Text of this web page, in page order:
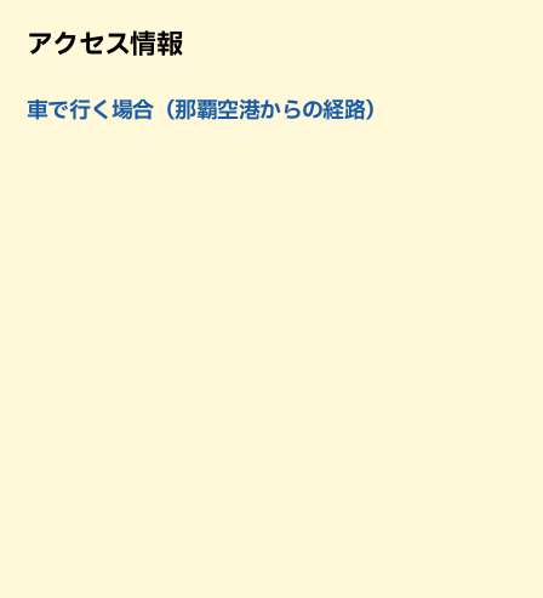
アクセス情報
車で行く場合（那覇空港からの経路）